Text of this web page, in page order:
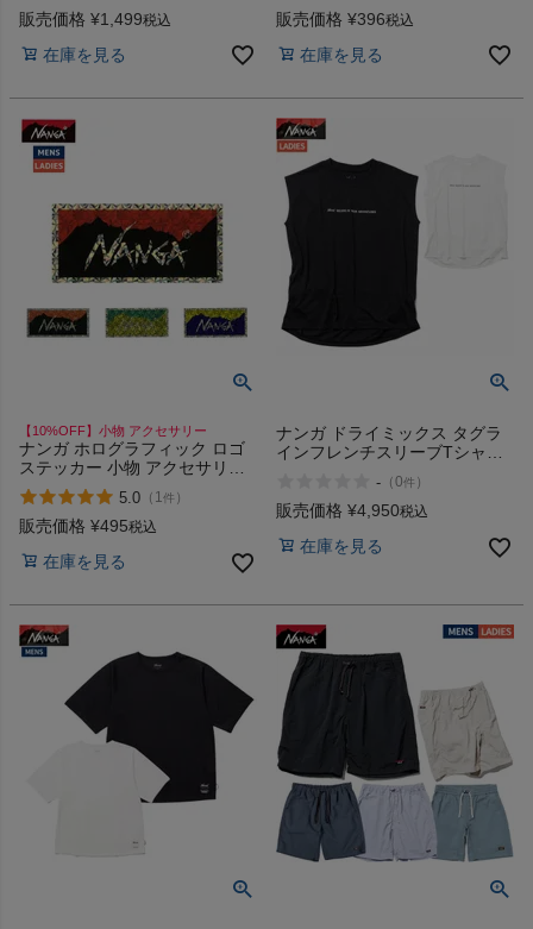
販売価格 ¥1,499税込
在庫を見る
販売価格 ¥396税込
在庫を見る
【10%OFF】小物 アクセサリー
ナンガ ホログラフィック ロゴ
ステッカー 小物 アクセサリー
アウトドア キャンプ シール
NANGA HOLOGRAPHIC
LOGO STICKER
5.0 （ 1件 ）
販売価格 ¥495税込
在庫を見る
ナンガ ドライミックス タグラ
インフレンチスリーブTシャツ
UVケア NANGA DRY MIX
TAGLINE F/S TEE W
- （0件 ）
販売価格 ¥4,950税込
在庫を見る